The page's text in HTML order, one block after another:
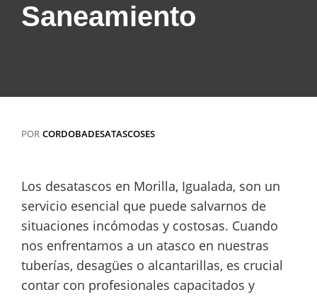
Saneamiento
POR CORDOBADESATASCOSES
Los desatascos en Morilla, Igualada, son un
servicio esencial que puede salvarnos de
situaciones incómodas y costosas. Cuando
nos enfrentamos a un atasco en nuestras
tuberías, desagües o alcantarillas, es crucial
contar con profesionales capacitados y